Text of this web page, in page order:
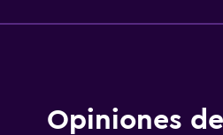
Opiniones